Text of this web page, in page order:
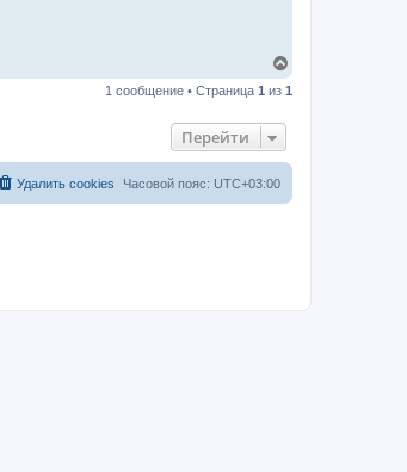
р
я
у
1 сообщение • Страница 1 из 1
Перейти
Часовой пояс: UTC+03:00
Удалить cookies